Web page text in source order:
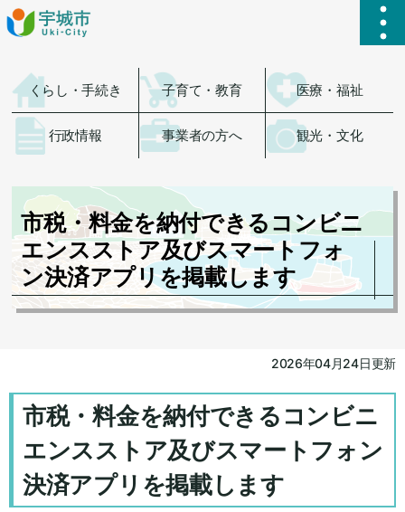
ハ
くらし・手続き 子育て・教育 医療・福祉
行政情報 事業者の方へ 観光・文化
市税・料金を納付できるコンビニ
エンスストア及びスマートフォ
ン決済アプリを掲載します
2026年04月24日更新
市税・料金を納付できるコンビニ
エンスストア及びスマートフォン
決済アプリを掲載します